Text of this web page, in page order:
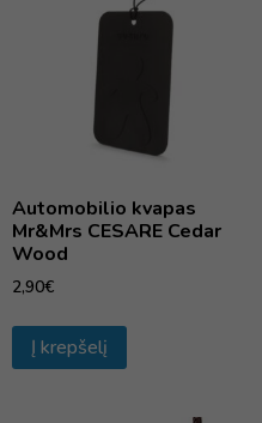
Automobilio kvapas
Mr&Mrs CESARE Cedar
Wood
2,90€
Į krepšelį